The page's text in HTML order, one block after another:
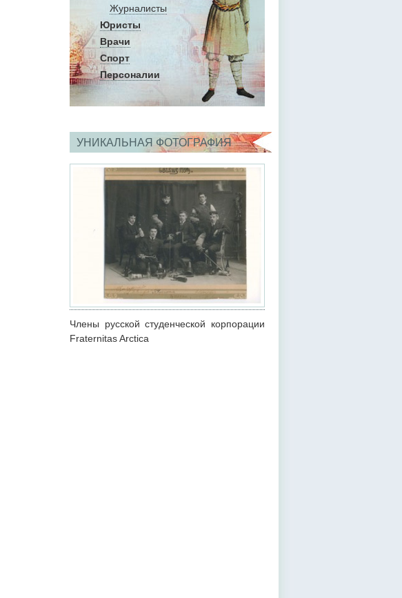
Журналисты
Юристы
Врачи
Спорт
Персоналии
УНИКАЛЬНАЯ ФОТОГРАФИЯ
Члены русской студенческой корпорации
Fraternitas Arctica